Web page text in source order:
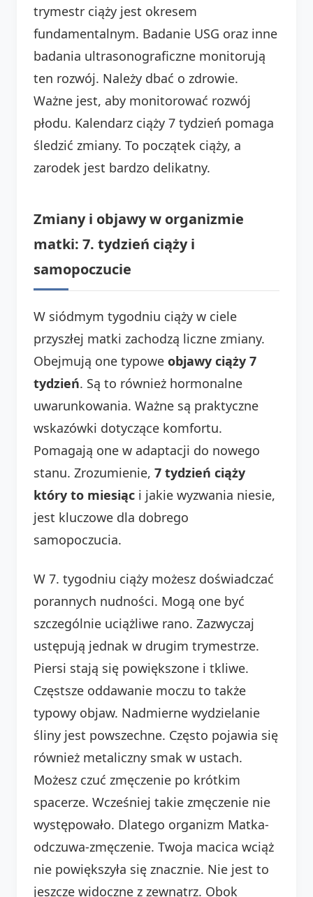
trymestr ciąży jest okresem
fundamentalnym. Badanie USG oraz inne
badania ultrasonograficzne monitorują
ten rozwój. Należy dbać o zdrowie.
Ważne jest, aby monitorować rozwój
płodu. Kalendarz ciąży 7 tydzień pomaga
śledzić zmiany. To początek ciąży, a
zarodek jest bardzo delikatny.
Zmiany i objawy w organizmie
matki: 7. tydzień ciąży i
samopoczucie
W siódmym tygodniu ciąży w ciele
przyszłej matki zachodzą liczne zmiany.
Obejmują one typowe objawy ciąży 7
tydzień. Są to również hormonalne
uwarunkowania. Ważne są praktyczne
wskazówki dotyczące komfortu.
Pomagają one w adaptacji do nowego
stanu. Zrozumienie, 7 tydzień ciąży
który to miesiąc i jakie wyzwania niesie,
jest kluczowe dla dobrego
samopoczucia.
W 7. tygodniu ciąży możesz doświadczać
porannych nudności. Mogą one być
szczególnie uciążliwe rano. Zazwyczaj
ustępują jednak w drugim trymestrze.
Piersi stają się powiększone i tkliwe.
Częstsze oddawanie moczu to także
typowy objaw. Nadmierne wydzielanie
śliny jest powszechne. Często pojawia się
również metaliczny smak w ustach.
Możesz czuć zmęczenie po krótkim
spacerze. Wcześniej takie zmęczenie nie
występowało. Dlatego organizm Matka-
odczuwa-zmęczenie. Twoja macica wciąż
nie powiększyła się znacznie. Nie jest to
jeszcze widoczne z zewnątrz. Obok